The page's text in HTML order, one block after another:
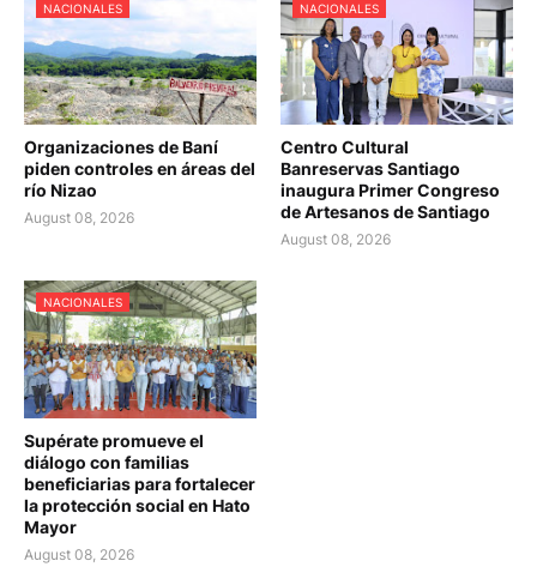
NACIONALES
Organizaciones de Baní
piden controles en áreas del
río Nizao
August 08, 2026
NACIONALES
Centro Cultural
Banreservas Santiago
inaugura Primer Congreso
de Artesanos de Santiago
August 08, 2026
NACIONALES
Supérate promueve el
diálogo con familias
beneficiarias para fortalecer
la protección social en Hato
Mayor
August 08, 2026